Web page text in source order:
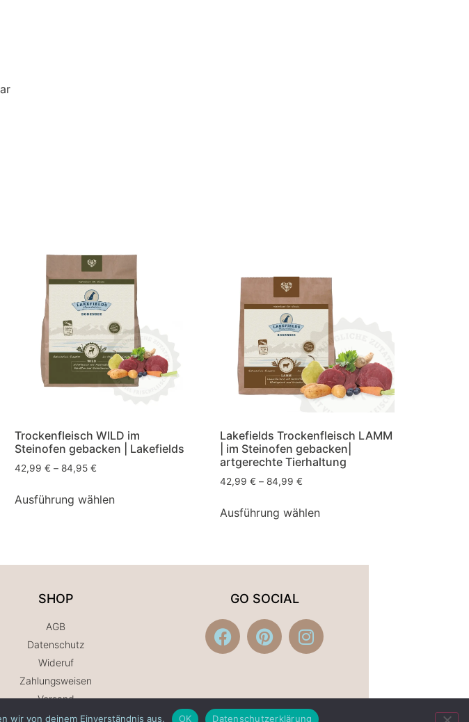
Trockenfleisch WILD im
Steinofen gebacken | Lakefields
42,99€ – 84,95€
Ausführung wählen
Lakefields Trockenfleisch LAMM
| im Steinofen gebacken|
artgerechte Tierhaltung
42,99€ – 84,99€
Ausführung wählen
SHOP
AGB
Datenschutz
Wideruf
Zahlungsweisen
Versand
GO SOCIAL
wir von deinem Einverständnis aus. OK Datenschutzerklärung